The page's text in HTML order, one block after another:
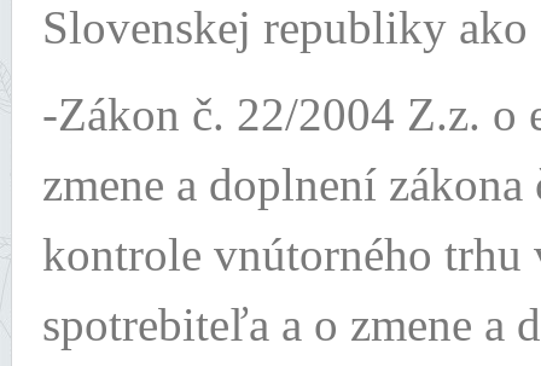
Slovenskej republiky ako
-Zákon č. 22/2004 Z.z. o
zmene a doplnení
kontrole vnútorného trhu
spotrebiteľa a o zmene a